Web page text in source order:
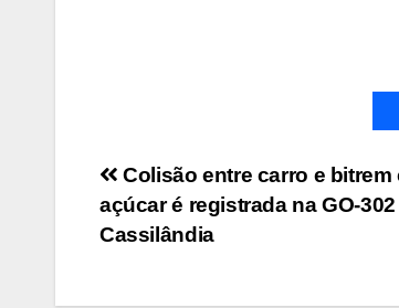
Navegação
de
Colisão entre carro e bitrem
açúcar é registrada na GO-
Cassilândia